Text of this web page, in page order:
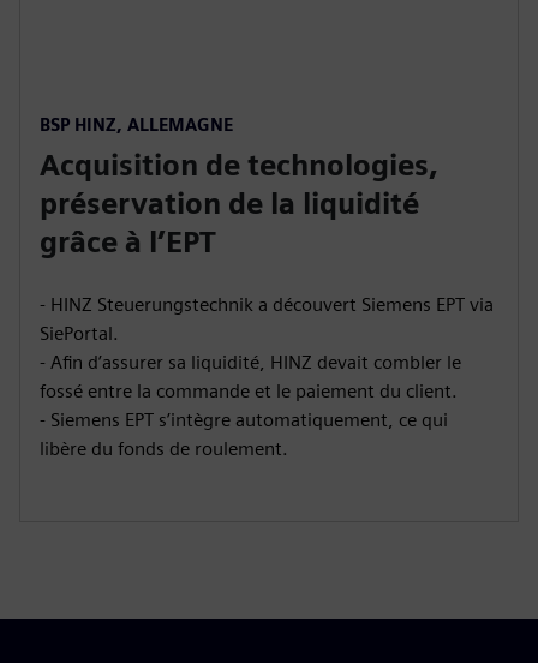
BSP HINZ, ALLEMAGNE
Acquisition de technologies,
préservation de la liquidité
grâce à l’EPT
- HINZ Steuerungstechnik a découvert Siemens EPT via
SiePortal.
- Afin d’assurer sa liquidité, HINZ devait combler le
fossé entre la commande et le paiement du client.
- Siemens EPT s’intègre automatiquement, ce qui
libère du fonds de roulement.